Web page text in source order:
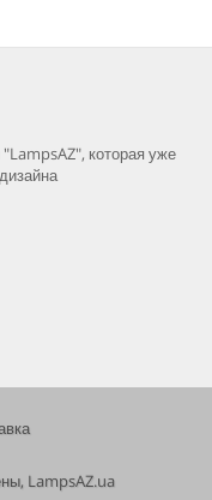
которая уже
LampsAZ.ua